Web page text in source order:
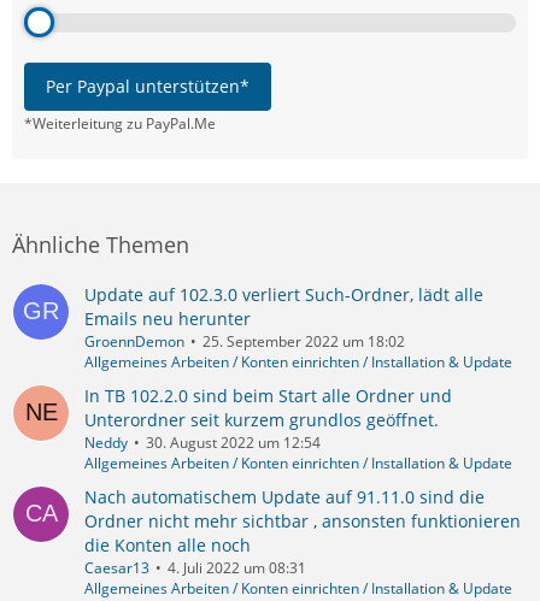
Per Paypal unterstützen*
*Weiterleitung zu PayPal.Me
Ähnliche Themen
Update auf 102.3.0 verliert Such-Ordner, lädt alle
Emails neu herunter
GroennDemon
25. September 2022 um 18:02
Allgemeines Arbeiten / Konten einrichten / Installation & Update
In TB 102.2.0 sind beim Start alle Ordner und
Unterordner seit kurzem grundlos geöffnet.
Neddy
30. August 2022 um 12:54
Allgemeines Arbeiten / Konten einrichten / Installation & Update
Nach automatischem Update auf 91.11.0 sind die
Ordner nicht mehr sichtbar , ansonsten funktionieren
die Konten alle noch
Caesar13
4. Juli 2022 um 08:31
Allgemeines Arbeiten / Konten einrichten / Installation & Update